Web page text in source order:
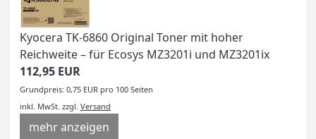
Kyocera TK-6860 Original Toner mit hoher
Reichweite – für Ecosys MZ3201i und MZ3201ix
112,95 EUR
Grundpreis: 0,75 EUR pro 100 Seiten
inkl. MwSt. zzgl. Versand
mehr anzeigen